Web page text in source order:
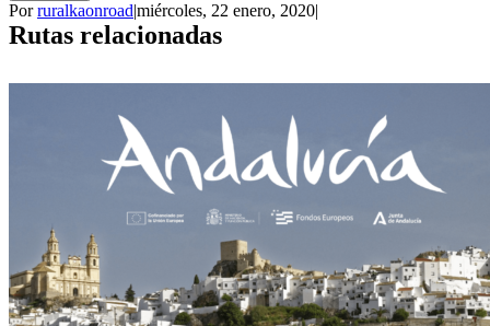
Porruralkaonroad|miércoles, 22 enero, 2020|
Rutas relacionadas